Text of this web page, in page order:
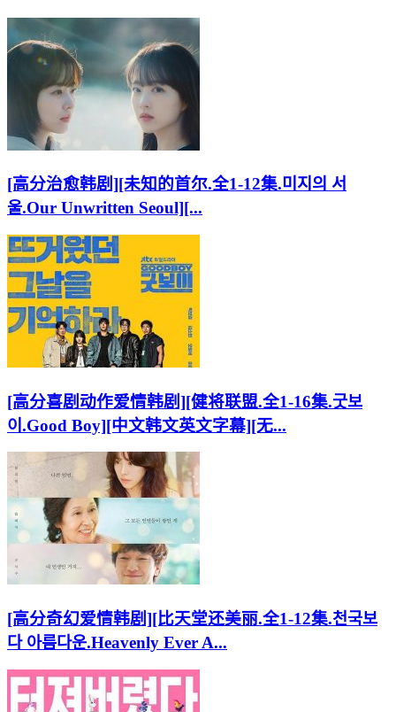
[高分治愈韩剧][未知的首尔.全1-12集.미지의 서
울.Our Unwritten Seoul][...
[高分喜剧动作爱情韩剧][健将联盟.全1-16集.굿보
이.Good Boy][中文韩文英文字幕][无...
[高分奇幻爱情韩剧][比天堂还美丽.全1-12集.천국보
다 아름다운.Heavenly Ever A...